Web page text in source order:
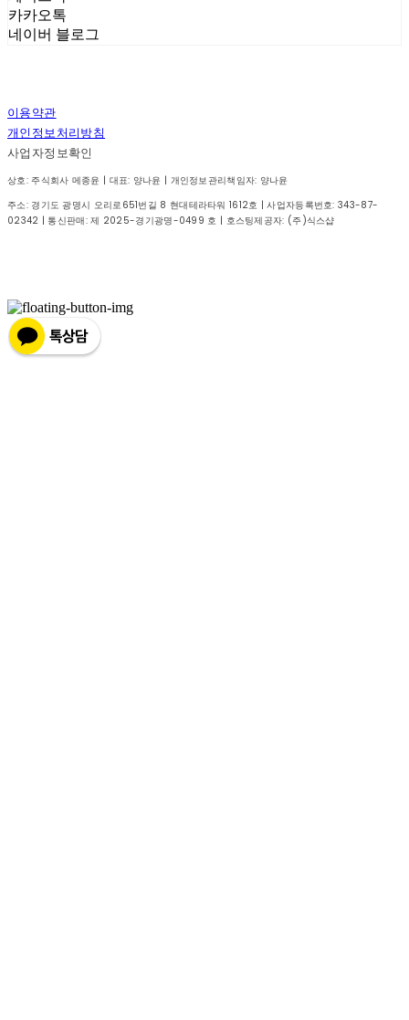
카카오톡
네이버 블로그
이용약관
개인정보처리방침
사업자정보확인
상호: 주식회사 메종윤 | 대표: 양나윤 | 개인정보관리책임자: 양나윤
주소: 경기도 광명시 오리로651번길 8 현대테라타워 1612호 | 사업자등록번호:343-87-
02342 | 통신판매:제 2025-경기광명-0499 호 | 호스팅제공자: (주)식스샵